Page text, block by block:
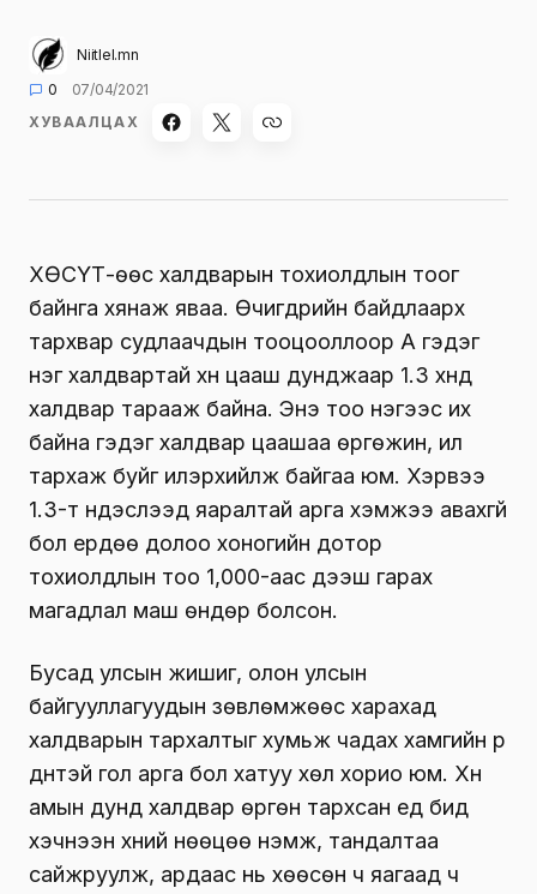
Niitlel.mn
0
07/04/2021
ХУВААЛЦАХ
ХӨСҮТ-өөс халдварын тохиолдлын тоог
байнга хянаж яваа. Өчигдрийн байдлаарх
тархвар судлаачдын тооцооллоор А гэдэг
нэг халдвартай хүн цааш дунджаар 1.3 хүнд
халдвар тарааж байна. Энэ тоо нэгээс их
байна гэдэг халдвар цаашаа өргөжин, илүү
тархаж буйг илэрхийлж байгаа юм. Хэрвээ
1.3-т үндэслээд яаралтай арга хэмжээ авахгүй
бол ердөө долоо хоногийн дотор
тохиолдлын тоо 1,000-аас дээш гарах
магадлал маш өндөр болсон.
Бусад улсын жишиг, олон улсын
байгууллагуудын зөвлөмжөөс харахад
халдварын тархалтыг хумьж чадах хамгийн үр
дүнтэй гол арга бол хатуу хөл хорио юм. Хүн
амын дунд халдвар өргөн тархсан үед бид
хэчнээн хүний нөөцөө нэмж, тандалтаа
сайжруулж, ардаас нь хөөсөн ч яагаад ч